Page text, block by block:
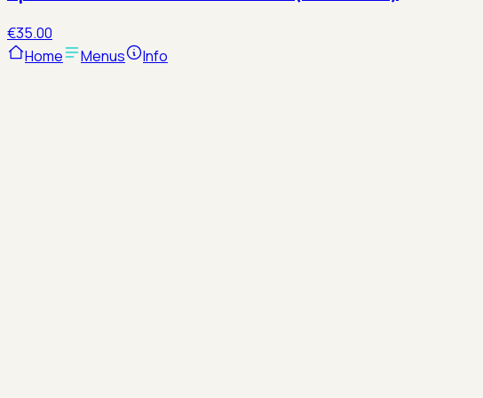
€35.00
Home
Menus Info